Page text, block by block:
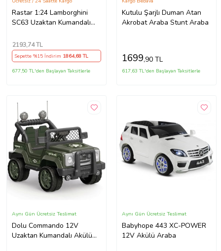
Rastar 1:24 Lamborghini
SC63 Uzaktan Kumandalı
2193,74 TL
Sepette %15 İndirim 1864,68 TL
677,50 TL'den Başlayan Taksitlerle
Kutulu Şarjlı Duman Atan
Akrobat Araba Stunt Araba
1699,90 TL
617,63 TL'den Başlayan Taksitlerle
Dolu Commando 12V
Uzaktan Kumandalı Akülü
Aynı Gün Ücretsiz Teslimat
Babyhope 443 XC-POWER
12V Akülü Araba
Aynı Gün Ücretsiz Teslimat